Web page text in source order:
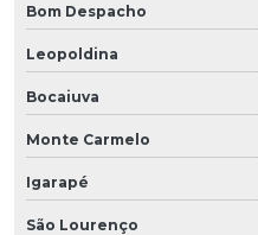
Bom Despacho
Leopoldina
Bocaiuva
Monte Carmelo
Igarapé
São Lourenço